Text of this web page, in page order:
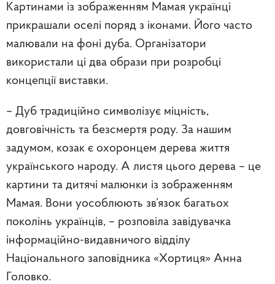
Картинами із зображенням Мамая українці
прикрашали оселі поряд з іконами. Його часто
малювали на фоні дуба. Організатори
використали ці два образи при розробці
концепції виставки.
– Дуб традиційно символізує міцність,
довговічність та безсмертя роду. За нашим
задумом, козак є охоронцем дерева життя
українського народу. А листя цього дерева – це
картини та дитячі малюнки із зображенням
Мамая. Вони уособлюють зв’язок багатьох
поколінь українців, – розповіла завідувачка
інформаційно-видавничого відділу
Національного заповідника «Хортиця» Анна
Головко.